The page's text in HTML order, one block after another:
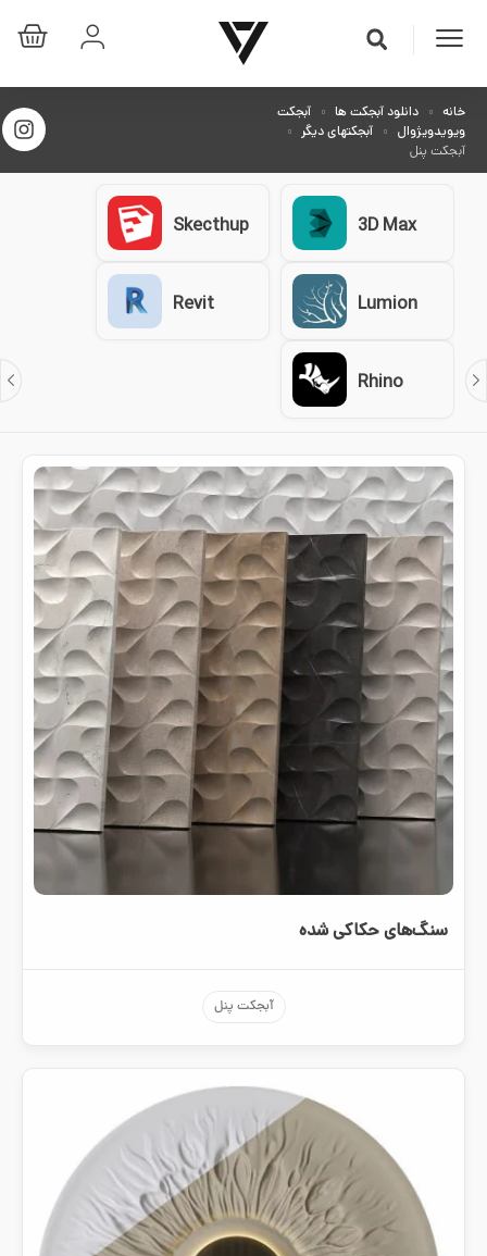
خانه دانلود آبجکت ها
آبجکت
ویویدویژوال
آبجکتهای دیگر
آبجکت پنل
3D Max
Skecthup
Lumion
Revit
Rhino
سنگ‌های حکاکی شده
آبجکت پنل